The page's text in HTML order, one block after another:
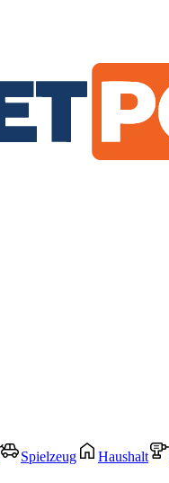
Spielzeug Haushalt